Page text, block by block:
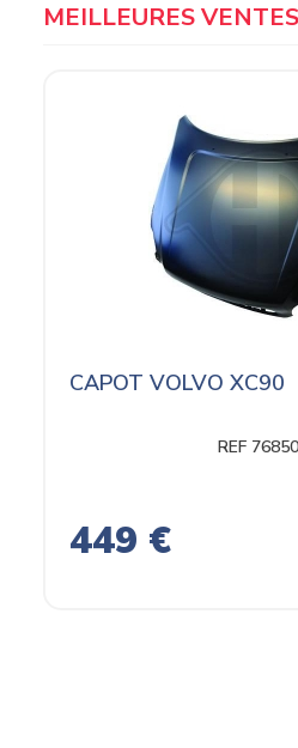
MEILLEURES VENTES
CAPOT VOLVO XC90
REF
449 €